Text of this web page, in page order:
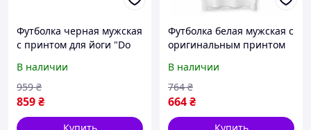
Футболка черная мужская
с принтом для йоги "Do
йогой, наслаждайтесь
жизнью" Push IT
В наличии
859₴
959 ₴
Футболка белая мужская с
оригинальным принтом
"Adiyogi. Адийоги" Push IT
В наличии
664₴
764 ₴